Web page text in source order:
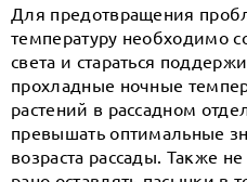
Для предотвращения
температуру необходимо
света и стараться
прохладные ночные
растений в рассадном
превышать оптимальные
возраста рассады. Также